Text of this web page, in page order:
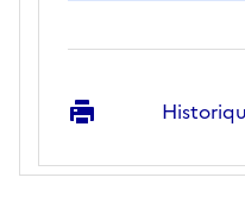
Imprimer